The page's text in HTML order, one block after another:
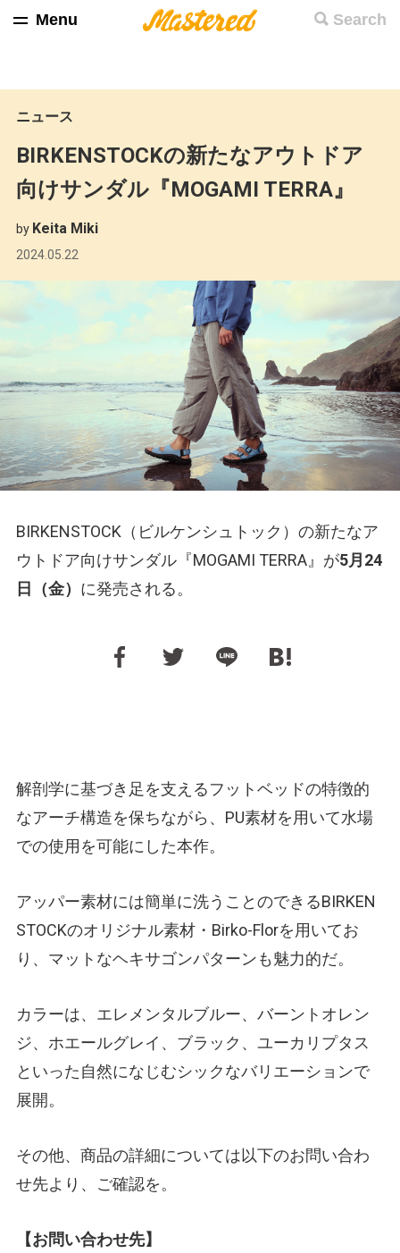
Search
Menu
ニュース
BIRKENSTOCKの新たなアウトドア
向けサンダル『MOGAMI TERRA』
by Keita Miki
2024.05.22
BIRKENSTOCK（ビルケンシュトック）の新たなア
ウトドア向けサンダル『MOGAMI TERRA』が5月24
日（金） に発売される。
解剖学に基づき足を支えるフットベッドの特徴的
なアーチ構造を保ちながら、PU素材を用いて水場
での使用を可能にした本作。
アッパー素材には簡単に洗うことのできるBIRKEN
STOCKのオリジナル素材・Birko-Florを用いてお
り、マットなヘキサゴンパターンも魅力的だ。
カラーは、エレメンタルブルー、バーントオレン
ジ、ホエールグレイ、ブラック、ユーカリプタス
といった自然になじむシックなバリエーションで
展開。
その他、商品の詳細については以下のお問い合わ
せ先より、ご確認を。
【お問い合わせ先】